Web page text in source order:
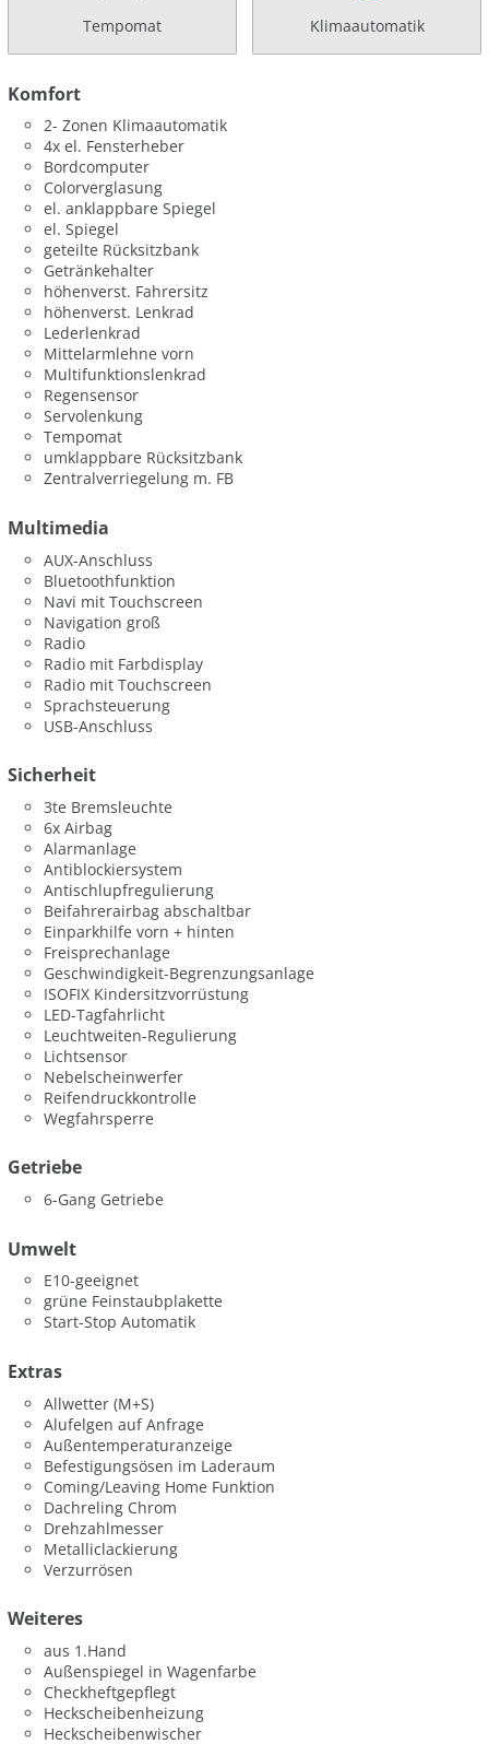
Tempomat Klimaautomatik
Komfort
2- Zonen Klimaautomatik
4x el. Fensterheber
Bordcomputer
Colorverglasung
el. anklappbare Spiegel
el. Spiegel
geteilte Rücksitzbank
Getränkehalter
höhenverst. Fahrersitz
höhenverst. Lenkrad
Lederlenkrad
Mittelarmlehne vorn
Multifunktionslenkrad
Regensensor
Servolenkung
Tempomat
umklappbare Rücksitzbank
Zentralverriegelung m. FB
Multimedia
AUX-Anschluss
Bluetoothfunktion
Navi mit Touchscreen
Navigation groß
Radio
Radio mit Farbdisplay
Radio mit Touchscreen
Sprachsteuerung
USB-Anschluss
Sicherheit
3te Bremsleuchte
6x Airbag
Alarmanlage
Antiblockiersystem
Antischlupfregulierung
Beifahrerairbag abschaltbar
Einparkhilfe vorn + hinten
Freisprechanlage
Geschwindigkeit-Begrenzungsanlage
ISOFIX Kindersitzvorrüstung
LED-Tagfahrlicht
Leuchtweiten-Regulierung
Lichtsensor
Nebelscheinwerfer
Reifendruckkontrolle
Wegfahrsperre
Getriebe
6-Gang Getriebe
Umwelt
E10-geeignet
grüne Feinstaubplakette
Start-Stop Automatik
Extras
Allwetter (M+S)
Alufelgen auf Anfrage
Außentemperaturanzeige
Befestigungsösen im Laderaum
Coming/Leaving Home Funktion
Dachreling Chrom
Drehzahlmesser
Metalliclackierung
Verzurrösen
Weiteres
aus 1.Hand
Außenspiegel in Wagenfarbe
Checkheftgepflegt
Heckscheibenheizung
Heckscheibenwischer